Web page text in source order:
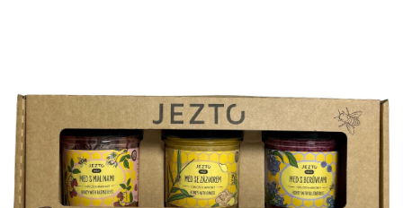
RELAX A REGENERACE
KERAMIKA
O NÁS NÁŠ PŘÍBĚH FIREMNÍ DÁRKY
KONTAKTY